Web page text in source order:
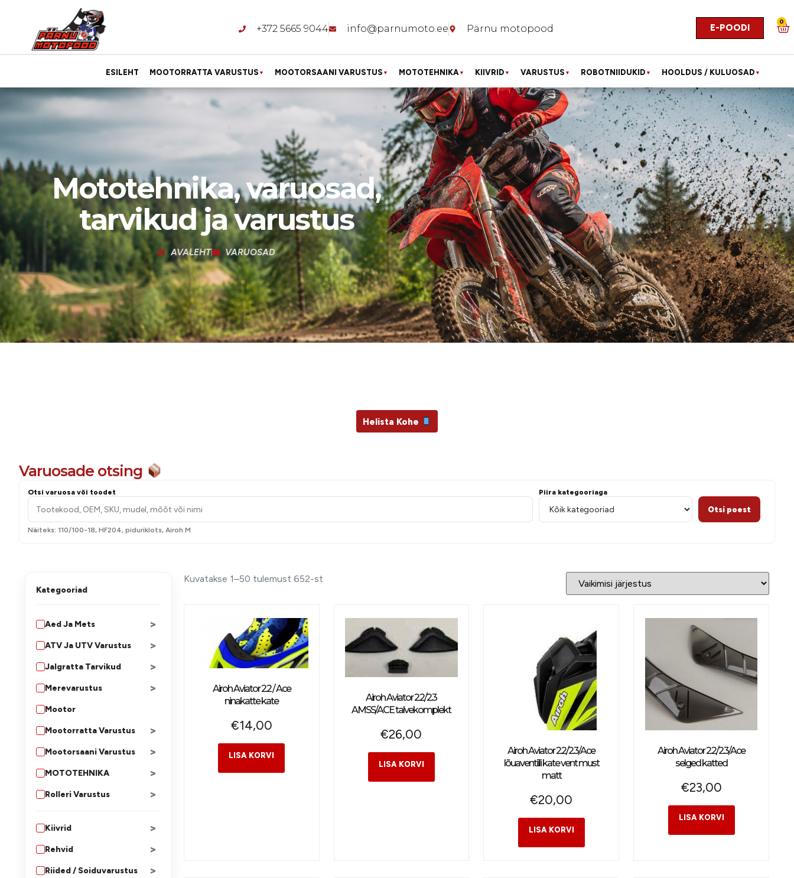
+372 5665 9044 info@parnumoto.ee Pärnu motopood E-POODI
0
ESILEHT MOOTORRATTA VARUSTUS ▼ MOOTORSAANI VARUSTUS ▼ MOTOTEHNIKA▼ KIIVRID ▼ VARUSTUS ▼ ROBOTNIIDUKID ▼ HOOLDUS / KULUOSAD ▼
Mototehnika, varuosad,
tarvikud ja varustus
AVALEHT VARUOSAD
Helista Kohe
Varuosade otsing
Otsi varuosa või toodet Piira kategooriaga
Otsi poest
Näiteks: 110/100-18, HF204, piduriklots, Airoh M
Kategooriad
Aed Ja Mets >
ATV Ja UTV Varustus >
Jalgratta Tarvikud >
Merevarustus >
Mootor
Mootorratta Varustus >
Mootorsaani Varustus >
MOTOTEHNIKA >
Rolleri Varustus >
Kiivrid >
Rehvid >
Riided / Soiduvarustus >
Kuvatakse 1–50 tulemust 652-st
Airoh Aviator 2.2 / Ace
ninakatte kate
€14,00
Airoh Aviator 2.2/2.3
AMSS/ACE talvekomplekt
€26,00
Airoh Aviator 2.2/2.3/Ace
lõuaventiili kate vent must
matt
€20,00
Airoh Aviator 2.2/2.3/Ace
selged katted
€23,00